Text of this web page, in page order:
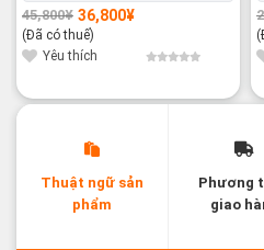
45,800¥
Giá
gốc
là:
45,800¥.
36,800¥
Giá
hiện
tại
là:
36,800¥.
(Đã có thuế)
Yêu thích
Thuật ngữ sản
phẩm
Phương
giao